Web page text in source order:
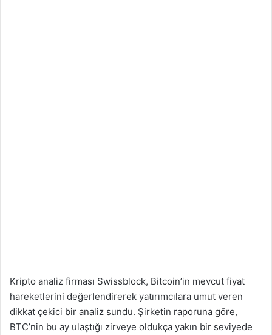
Kripto analiz firması Swissblock, Bitcoin’in mevcut fiyat
hareketlerini değerlendirerek yatırımcılara umut veren
dikkat çekici bir analiz sundu. Şirketin raporuna göre,
BTC’nin bu ay ulaştığı zirveye oldukça yakın bir seviyede